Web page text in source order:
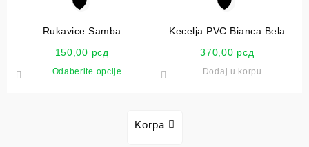
Korpa
Rukavice Samba
150,00 рсд
Odaberite opcije
Kecelja PVC Bianca Bela
370,00 рсд
Dodaj u korpu